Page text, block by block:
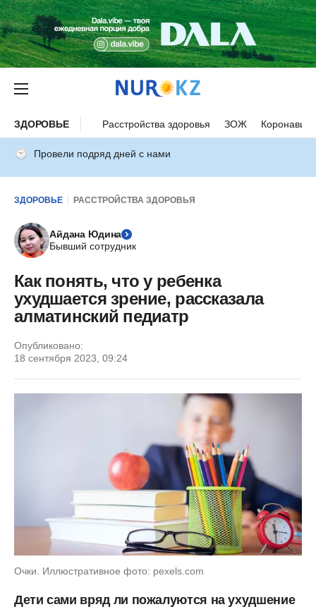
ЗДОРОВЬЕ Расстройства здоровья ЗОЖ
Провели подряд дней с нами
ЗДОРОВЬЕ РАССТРОЙСТВА ЗДОРОВЬЯ
Айдана Юдина
Бывший сотрудник
Как понять, что у ребенка
ухудшается зрение, рассказала
алматинский педиатр
Опубликовано:
18 сентября 2023, 09:24
Очки. Иллюстративное фото: pexels.com
Дети сами вряд ли пожалуются на ухудшение